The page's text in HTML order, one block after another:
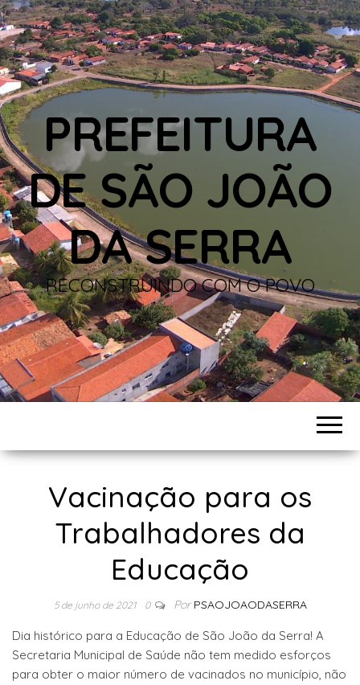
PREFEITURA
DE SÃO JOÃO
DA SERRA
RECONSTRUINDO COM O POVO
Vacinação para os
Trabalhadores da
Educação
5 de junho de 2021 0 Por PSAOJOAODASERRA
Dia histórico para a Educação de São João da Serra! A
Secretaria Municipal de Saúde não tem medido esforços
para obter o maior número de vacinados no município, não